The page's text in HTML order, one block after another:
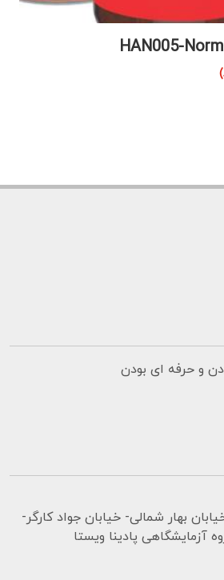
و حرفه ای بودن
بهار شمالی- خیابان جواد کارگر-